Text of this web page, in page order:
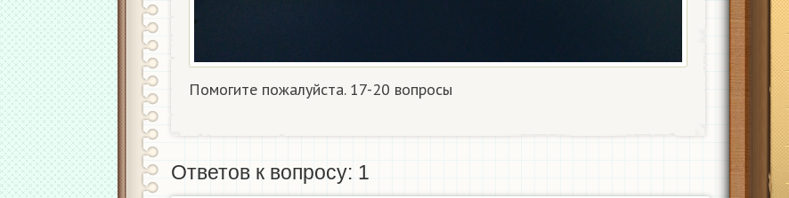
Помогите пожалуйста. 17-20 вопросы
Ответов к вопросу: 1